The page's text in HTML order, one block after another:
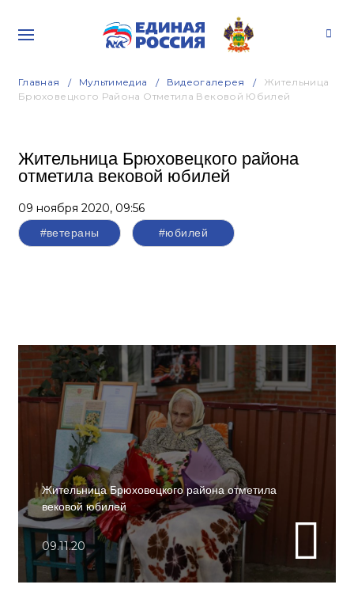
Главная Мультимедиа Видеогалерея
Жительница
Брюховецкого Района Отметила Вековой Юбилей
Жительница Брюховецкого района
отметила вековой юбилей
09 ноября 2020, 09:56
#ветераны #юбилей
Жительница Брюховецкого района отметила
вековой юбилей
09.11.20